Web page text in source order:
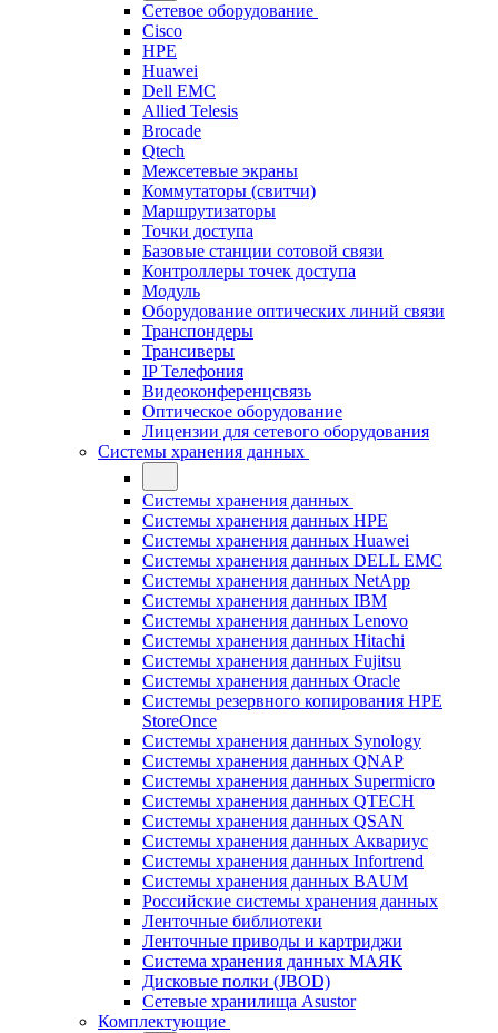
Сетевое оборудование
Cisco
HPE
Huawei
Dell EMC
Allied Telesis
Brocade
Qtech
Межсетевые экраны
Коммутаторы (свитчи)
Маршрутизаторы
Точки доступа
Базовые станции сотовой связи
Контроллеры точек доступа
Модуль
Оборудование оптических линий связи
Транспондеры
Трансиверы
IP Телефония
Видеоконференцсвязь
Оптическое оборудование
Лицензии для сетевого оборудования
Системы хранения данных
Системы хранения данных
Системы хранения данных HPE
Системы хранения данных Huawei
Системы хранения данных DELL EMC
Cистемы хранения данных NetApp
Системы хранения данных IBM
Системы хранения данных Lenovo
Системы хранения данных Hitachi
Системы хранения данных Fujitsu
Системы хранения данных Oracle
Системы резервного копирования HPE
StoreOnce
Системы хранения данных Synology
Системы хранения данных QNAP
Системы хранения данных Supermicro
Системы хранения данных QTECH
Системы хранения данных QSAN
Системы хранения данных Аквариус
Системы хранения данных Infortrend
Системы хранения данных BAUM
Российские системы хранения данных
Ленточные библиотеки
Ленточные приводы и картриджи
Система хранения данных МАЯК
Дисковые полки (JBOD)
Сетевые хранилища Asustor
Комплектующие